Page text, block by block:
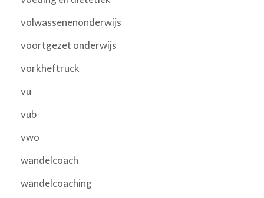
volwassenenonderwijs
voortgezet onderwijs
vorkheftruck
vu
vub
vwo
wandelcoach
wandelcoaching